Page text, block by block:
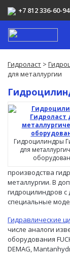
+7 812 336-60-94
Гидроласт >
для металлургии
Гидроцилиндры
для
производства
металлургии. В
гидроцилиндров
специальные
Гидравлические
числе аналоги
оборудования
DEMAG,